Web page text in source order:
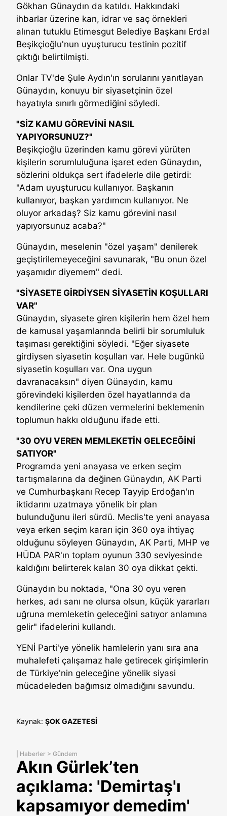
Gökhan Günaydın da katıldı. Hakkındaki
ihbarlar üzerine kan, idrar ve saç örnekleri
alınan tutuklu Etimesgut Belediye Başkanı Erdal
Beşikçioğlu'nun uyuşturucu testinin pozitif
çıktığı belirtilmişti.
Onlar TV'de Şule Aydın'ın sorularını yanıtlayan
Günaydın, konuyu bir siyasetçinin özel
hayatıyla sınırlı görmediğini söyledi.
"SİZ KAMU GÖREVİNİ NASIL
YAPIYORSUNUZ?"
Beşikçioğlu üzerinden kamu görevi yürüten
kişilerin sorumluluğuna işaret eden Günaydın,
sözlerini oldukça sert ifadelerle dile getirdi:
"Adam uyuşturucu kullanıyor. Başkanın
kullanıyor, başkan yardımcın kullanıyor. Ne
oluyor arkadaş? Siz kamu görevini nasıl
yapıyorsunuz acaba?"
Günaydın, meselenin "özel yaşam" denilerek
geçiştirilemeyeceğini savunarak, "Bu onun özel
yaşamıdır diyemem" dedi.
"SİYASETE GİRDİYSEN SİYASETİN KOŞULLARI
VAR"
Günaydın, siyasete giren kişilerin hem özel hem
de kamusal yaşamlarında belirli bir sorumluluk
taşıması gerektiğini söyledi. "Eğer siyasete
girdiysen siyasetin koşulları var. Hele bugünkü
siyasetin koşulları var. Ona uygun
davranacaksın" diyen Günaydın, kamu
görevindeki kişilerden özel hayatlarında da
kendilerine çeki düzen vermelerini beklemenin
toplumun hakkı olduğunu ifade etti.
"30 OYU VEREN MEMLEKETİN GELECEĞİNİ
SATIYOR"
Programda yeni anayasa ve erken seçim
tartışmalarına da değinen Günaydın, AK Parti
ve Cumhurbaşkanı Recep Tayyip Erdoğan'ın
iktidarını uzatmaya yönelik bir plan
bulunduğunu ileri sürdü. Meclis'te yeni anayasa
veya erken seçim kararı için 360 oya ihtiyaç
olduğunu söyleyen Günaydın, AK Parti, MHP ve
HÜDA PAR'ın toplam oyunun 330 seviyesinde
kaldığını belirterek kalan 30 oya dikkat çekti.
Günaydın bu noktada, "Ona 30 oyu veren
herkes, adı sanı ne olursa olsun, küçük yararları
uğruna memleketin geleceğini satıyor anlamına
gelir" ifadelerini kullandı.
YENİ Parti'ye yönelik hamlelerin yanı sıra ana
muhalefeti çalışamaz hale getirecek girişimlerin
de Türkiye'nin geleceğine yönelik siyasi
mücadeleden bağımsız olmadığını savundu.
Kaynak: ŞOK GAZETESİ
Haberler > Gündem
Akın Gürlek’ten
açıklama: 'Demirtaş'ı
kapsamıyor demedim'